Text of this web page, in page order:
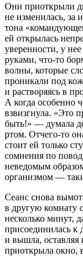
Они приоткрыли
не изменилась, за
тона
ей открылась
уверенности, у
руками, что-то
волны, которые
проникали под
и растворяясь в
А когда особенно
взвизгнула. «Это
быть!» — думала
ртом. Отчего-то
стоит ей только
сомнения по
неведомым
организмом —
Сеанс снова
в другую комнату
несколько минут,
присоединилась к
и вышла, оставляя
приоткрыла окно,